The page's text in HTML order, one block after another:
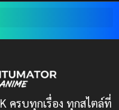
1988
ครบทุกเรื่อง ทุกสไตล์ที่